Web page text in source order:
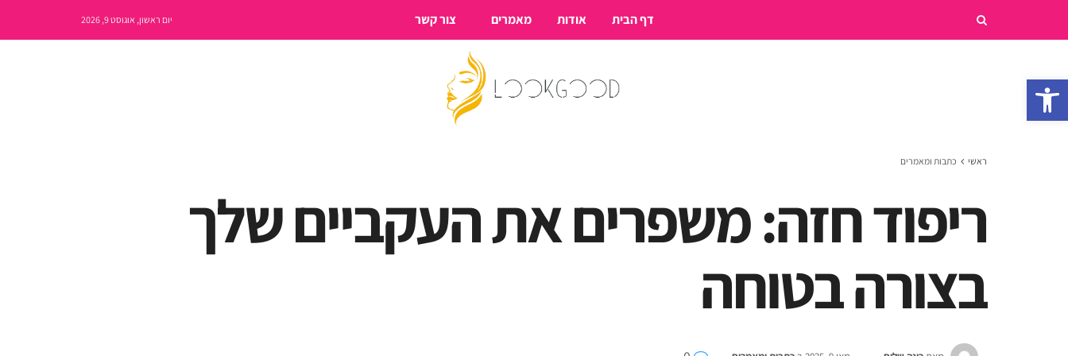
פתח סרגל נגישות
דף הבית אודות מאמרים צור קשר יום ראשון, אוגוסט 9, 2026
ראשי כתבות ומאמרים
ריפוד חזה: משפרים את העקביים שלך
בצורה בטוחה